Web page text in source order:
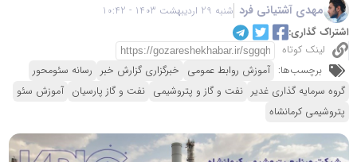
مهدی آشتیانی فرد شنبه 29 اردیبهشت 1403 - 10:42
اشتراک گذاری:
لینک کوتاه
برچسب‌ها: آموزش روابط عمومی خبرگزاری گزارش خبر رسانه سئومحور
گروه سرمایه گذاری غدیر نفت و گاز و پتروشیمی نفت و گاز پارسیان آموزش سئو
پتروشیمی کرمانشاه